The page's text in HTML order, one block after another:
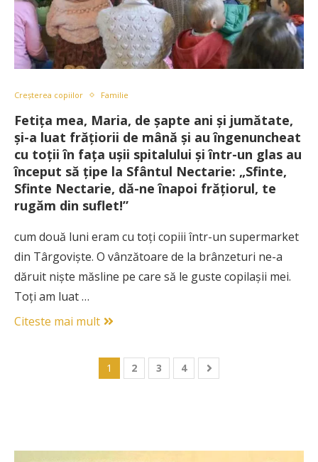
Creșterea copiilor Familie
Fetiţa mea, Maria, de şapte ani şi jumătate,
şi-a luat frăţiorii de mână şi au îngenuncheat
cu toţii în faţa uşii spitalului şi într-un glas au
început să ţipe la Sfântul Nectarie: „Sfinte,
Sfinte Nectarie, dă-ne înapoi frăţiorul, te
rugăm din suflet!”
cum două luni eram cu toţi copiii într-un supermarket
din Târgovişte. O vânzătoare de la brânzeturi ne-a
dăruit nişte măsline pe care să le guste copilaşii mei.
Toţi am luat …
Citeste mai mult
1 2 3 4